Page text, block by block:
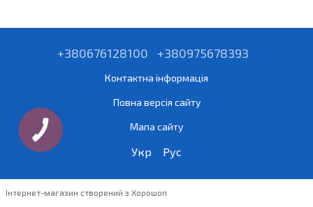
+380676128100 +380975678393
Контактна інформація
Повна версія сайту
Мапа сайту
Укр Рус
Інтернет-магазин створений з Хорошоп